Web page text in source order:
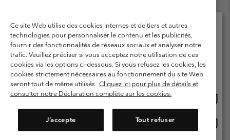
Garanties Légales
Politique de confidentialité
Conditions d'utilisation - Membres
Conditions D'utilisation - Contenu généré par l'utilisateur
Impressum
Cookies
Public CBCR
Ce site Web utilise des cookies internes et de tiers et autres
technologies pour personnaliser le contenu et les publicités,
fournir des fonctionnalités de réseaux sociaux et analyser notre
trafic. Veuillez préciser si vous acceptez notre utilisation de ces
cookies via les options ci-dessous. Si vous refusez les cookies, les
cookies strictement nécessaires au fonctionnement du site Web
seront tout de même utilisés. Cliquez ici pour plus de détails et
consulter notre Déclaration complète sur les cookies.
J’accepte Tout refuser
Veuillez sélectionner votre pays d’expédition et
votre langue
Achats en ligne disponibles
United States
ligne
France